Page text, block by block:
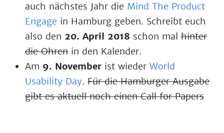
auch nächstes Jahr die Mind The Product
Engage in Hamburg geben. Schreibt euch
also den 20. April 2018 schon mal hinter
die Ohren in den Kalender.
Am 9. November ist wieder World
Usability Day. Für die Hamburger Ausgabe
gibt es aktuell noch einen Call for Papers